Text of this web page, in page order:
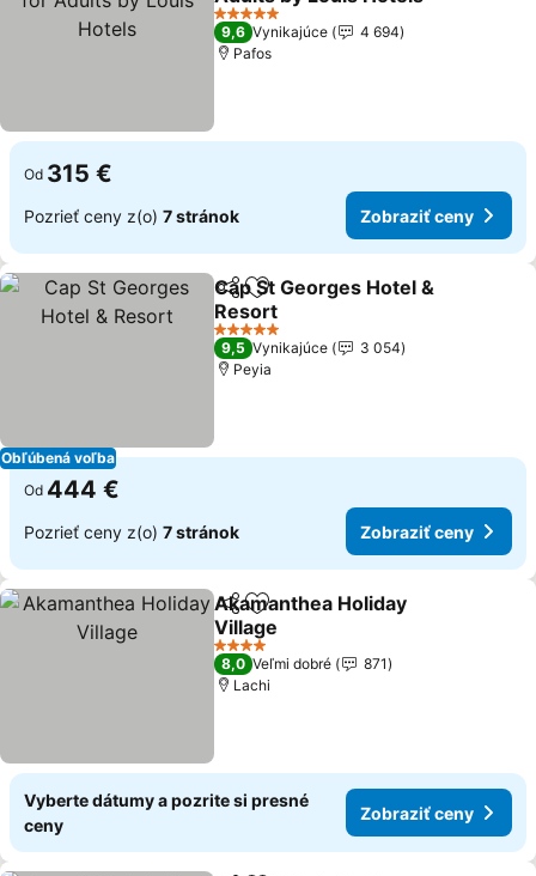
5 Počet hviezdičiek
9,6 Vynikajúce
4 694
Pafos
Od 315 €
Pozrieť ceny z(o) 7 stránok Zobraziť ceny
Obľúbená voľba
ZdieľaťPridať do obľúbených
Cap St Georges Hotel &
Resort
5 Počet hviezdičiek
9,5 Vynikajúce
3 054
Peyia
Od 444 €
Pozrieť ceny z(o) 7 stránok Zobraziť ceny
ZdieľaťPridať do obľúbených
Akamanthea Holiday
Village
4 Počet hviezdičiek
8,0 Veľmi dobré
871
Lachi
Vyberte dátumy a pozrite si presné
ceny
Zobraziť ceny